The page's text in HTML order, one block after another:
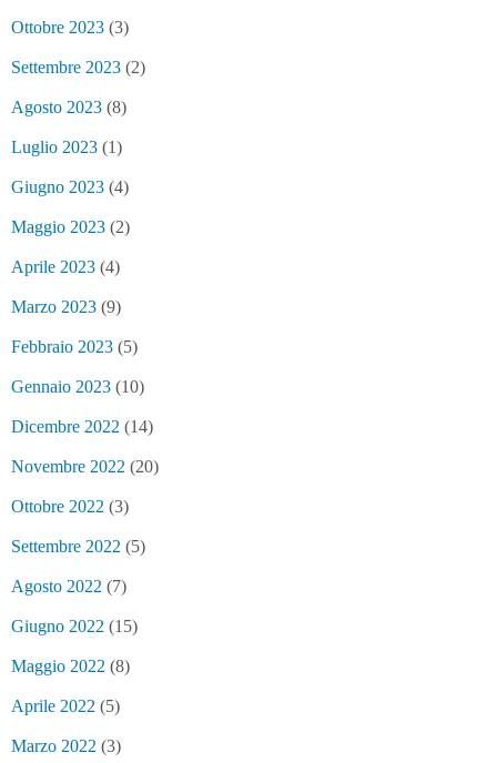
Ottobre 2023 (3)
Settembre 2023 (2)
Agosto 2023 (8)
Luglio 2023 (1)
Giugno 2023 (4)
Maggio 2023 (2)
Aprile 2023 (4)
Marzo 2023 (9)
Febbraio 2023 (5)
Gennaio 2023 (10)
Dicembre 2022 (14)
Novembre 2022 (20)
Ottobre 2022 (3)
Settembre 2022 (5)
Agosto 2022 (7)
Giugno 2022 (15)
Maggio 2022 (8)
Aprile 2022 (5)
Marzo 2022 (3)